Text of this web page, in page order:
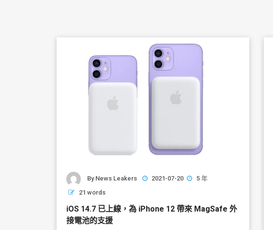
By News Leakers 2021-07-20
5 年
21 words
iOS 14.7 已上線，為 iPhone 12 帶來 MagSafe 外
接電池的支援